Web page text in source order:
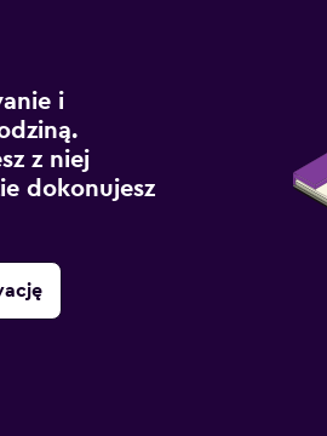
i
z niej
dokonujesz